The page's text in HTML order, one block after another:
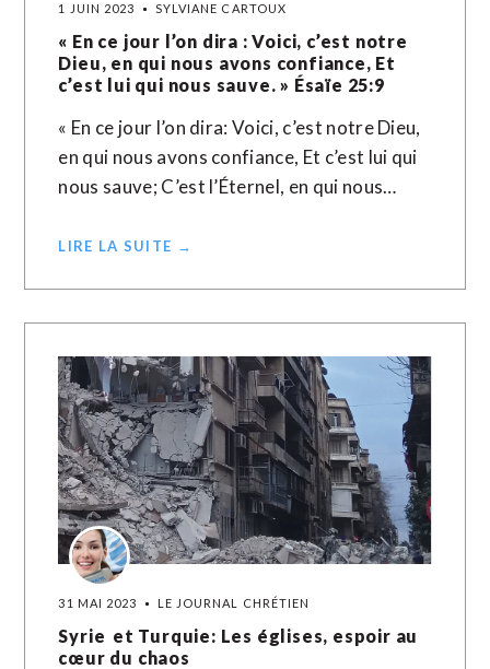
1 JUIN 2023 SYLVIANE CARTOUX
« En ce jour l’on dira : Voici, c’est notre
Dieu, en qui nous avons confiance, Et
c’est lui qui nous sauve. » Ésaïe‬ ‭25‬:‭9‬ ‭
« En ce jour l’on dira: Voici, c’est notre Dieu,
en qui nous avons confiance, Et c’est lui qui
nous sauve; C’est l’Éternel, en qui nous…
LIRE LA SUITE →
31 MAI 2023 LE JOURNAL CHRÉTIEN
Syrie et Turquie: Les églises, espoir au
cœur du chaos